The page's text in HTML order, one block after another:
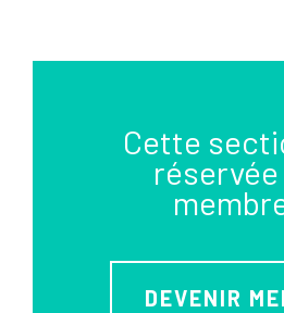
Cette
réservée
DEVENIR